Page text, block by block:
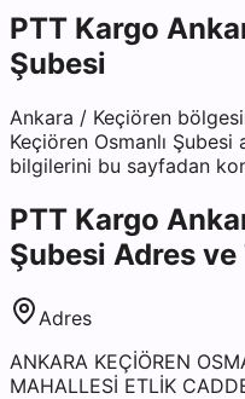
PTT Kargo
Şubesi
Ankara / Keçiören
Keçiören Osmanlı Şubesi
bilgilerini bu sayfadan
PTT Kargo
Şubesi Adres
Adres
ANKARA KEÇİÖREN
MAHALLESİ ETLİK